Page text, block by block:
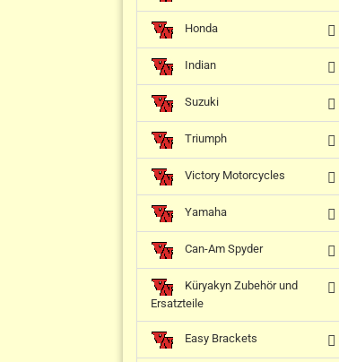
Honda
Indian
Suzuki
Triumph
Victory Motorcycles
Yamaha
Can-Am Spyder
Küryakyn Zubehör und
Ersatzteile
Easy Brackets